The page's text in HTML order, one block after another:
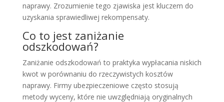
naprawy. Zrozumienie tego zjawiska jest kluczem do
uzyskania sprawiedliwej rekompensaty.
Co to jest zaniżanie
odszkodowań?
Zaniżanie odszkodowań to praktyka wypłacania niskich
kwot w porównaniu do rzeczywistych kosztów
naprawy. Firmy ubezpieczeniowe często stosują
metody wyceny, które nie uwzględniają oryginalnych